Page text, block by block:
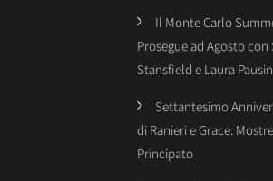
Il Monte Carlo
Prosegue ad Agosto con
Stansfield e Laura
Settantesimo
di Ranieri e Grace:
Principato